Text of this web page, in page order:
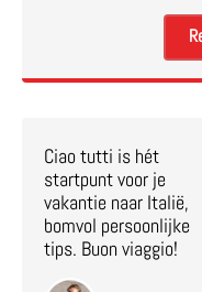
Ciao tutti is hét
startpunt voor je
vakantie naar Italië,
bomvol persoonlijke
tips. Buon viaggio!